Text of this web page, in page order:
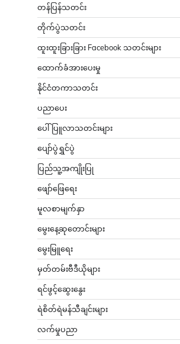
တန်ပြန်သတင်း
တိုက်ပွဲသတင်း
ထူးထူးခြားခြား Facebook သတင်းများ
ထောက်ခံအားပေးမှု
နိုင်ငံတကာသတင်း
ပညာပေး
ပေါ်ပြူလာသတင်းများ
ပျော်ပွဲရွှင်ပွဲ
ပြည်သူ့အကျိုးပြု
ဖျော်ဖြေရေး
မူလစာမျက်နှာ
မွေးနေ့ဆုတောင်းများ
မွေးမြူရေး
မှတ်တမ်းဗီဒီယိုများ
ရင်ဖွင့်ဆွေးနွေး
ရဲစိတ်ရဲမန်သီချင်းများ
လက်မှုပညာ